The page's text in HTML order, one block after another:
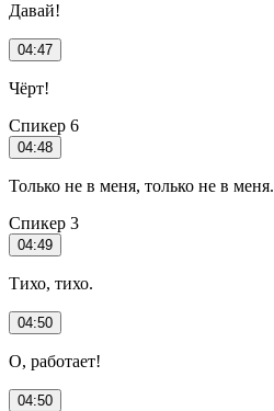
Давай!
04:47
Чёрт!
Спикер 6
04:48
Только не в меня, только не в меня.
Спикер 3
04:49
Тихо, тихо.
04:50
О, работает!
04:50